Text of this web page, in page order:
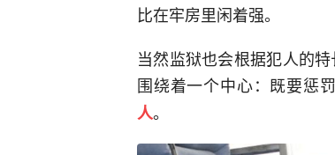
比在牢房里闲着强。
当然监狱也会根据犯人的
围绕着一个中心：既要惩
人。